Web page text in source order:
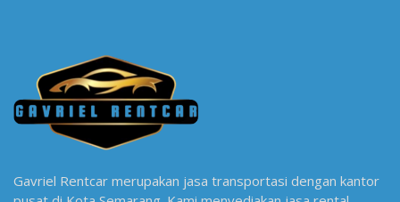
Gavriel Rentcar merupakan jasa transportasi dengan kantor